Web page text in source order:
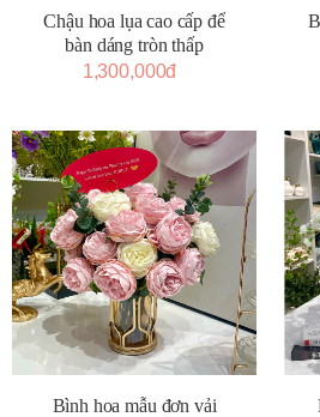
Chậu hoa lụa cao cấp để
bàn dáng tròn thấp
1,300,000đ
Bình hoa mẫu đơn vải